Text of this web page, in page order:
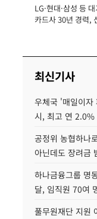
장
LG·현대·삼성 등
카드사 30년 경력,
최신기사
우체국 '매일이자
시, 최고 연 2.0%
공정위 농협하나
아닌데도 장려금
하나금융그룹 명
달, 임직원 70여
풀무원재단 지원